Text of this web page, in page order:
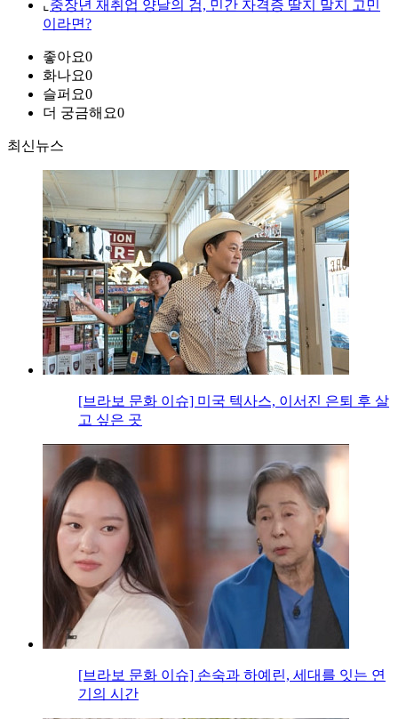
⌞ 중장년 재취업 양날의 검, 민간 자격증 딸지 말지 고민
이라면?
좋아요0
화나요0
슬퍼요0
더 궁금해요0
최신뉴스
[브라보 문화 이슈] 미국 텍사스, 이서진 은퇴 후 살
고 싶은 곳
[브라보 문화 이슈] 손숙과 하예린, 세대를 잇는 연
기의 시간